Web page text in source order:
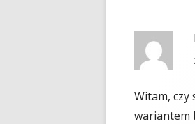
Witam,
wariantem